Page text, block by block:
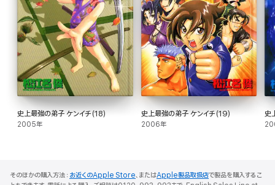
史上最強の弟子 ケンイチ(18)
2005年
史上最強の弟子 ケンイチ(19)
2006年
史
そのほかの購入方法： お近くのApple Store、またはApple製品取扱店で製品を購入するこ